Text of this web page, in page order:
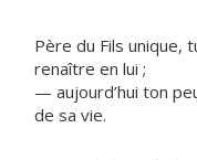
Père du Fils unique,
renaître en lui ;
— aujourd’hui ton
de sa vie.